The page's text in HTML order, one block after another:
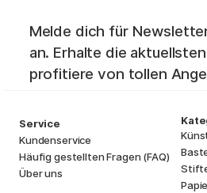
Melde dich für
an. Erhalte die
profitiere von tollen
Service
Kundenservice
Häufig gestellten Fragen (FAQ)
Über uns